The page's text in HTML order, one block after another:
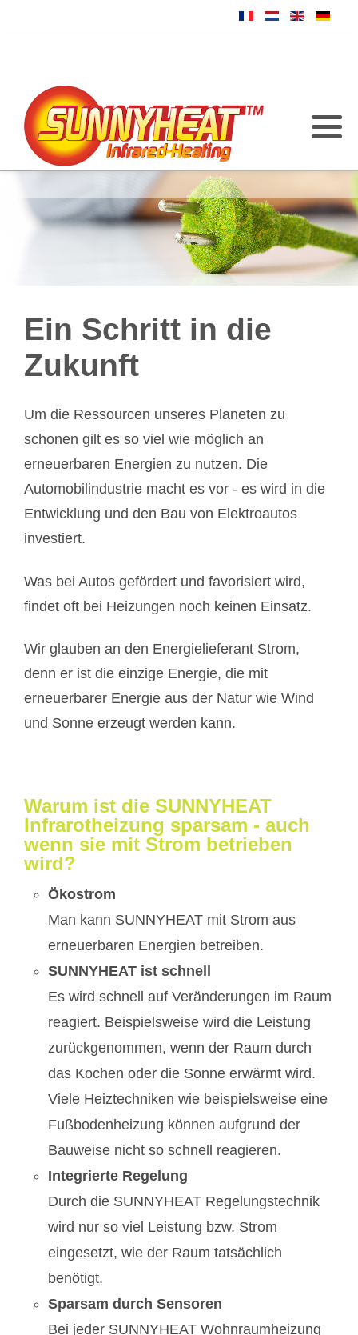
Ein Schritt in die
Zukunft
Um die Ressourcen unseres Planeten zu
schonen gilt es so viel wie möglich an
erneuerbaren Energien zu nutzen. Die
Automobilindustrie macht es vor - es wird in die
Entwicklung und den Bau von Elektroautos
investiert.
Was bei Autos gefördert und favorisiert wird,
findet oft bei Heizungen noch keinen Einsatz.
Wir glauben an den Energielieferant Strom,
denn er ist die einzige Energie, die mit
erneuerbarer Energie aus der Natur wie Wind
und Sonne erzeugt werden kann.
Warum ist die SUNNYHEAT
Infrarotheizung sparsam - auch
wenn sie mit Strom betrieben
wird?
Ökostrom
Man kann SUNNYHEAT mit Strom aus
erneuerbaren Energien betreiben.
SUNNYHEAT ist schnell
Es wird schnell auf Veränderungen im Raum
reagiert. Beispielsweise wird die Leistung
zurückgenommen, wenn der Raum durch
das Kochen oder die Sonne erwärmt wird.
Viele Heiztechniken wie beispielsweise eine
Fußbodenheizung können aufgrund der
Bauweise nicht so schnell reagieren.
Integrierte Regelung
Durch die SUNNYHEAT Regelungstechnik
wird nur so viel Leistung bzw. Strom
eingesetzt, wie der Raum tatsächlich
benötigt.
Sparsam durch Sensoren
Bei jeder SUNNYHEAT Wohnraumheizung